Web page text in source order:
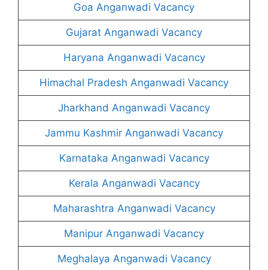
Goa Anganwadi Vacancy
Gujarat Anganwadi Vacancy
Haryana Anganwadi Vacancy
Himachal Pradesh Anganwadi Vacancy
Jharkhand Anganwadi Vacancy
Jammu Kashmir Anganwadi Vacancy
Karnataka Anganwadi Vacancy
Kerala Anganwadi Vacancy
Maharashtra Anganwadi Vacancy
Manipur Anganwadi Vacancy
Meghalaya Anganwadi Vacancy